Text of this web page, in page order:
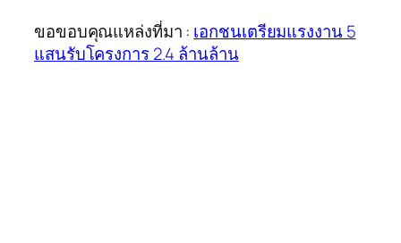
ขอขอบคุณแหล่งที่มา : เอกชนเตรียมแรงงาน 5
แสนรับโครงการ 2.4 ล้านล้าน